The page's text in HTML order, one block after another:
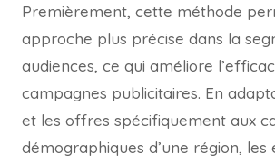
Premièrement, cette méthode
approche plus précise dans la
audiences, ce qui améliore
campagnes publicitaires. En
et les offres spécifiquement aux
démographiques d’une région, les